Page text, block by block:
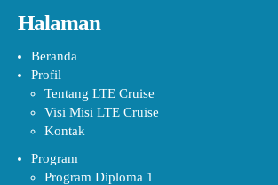
Halaman
Beranda
Profil
Tentang LTE Cruise
Visi Misi LTE Cruise
Kontak
Program
Program Diploma 1